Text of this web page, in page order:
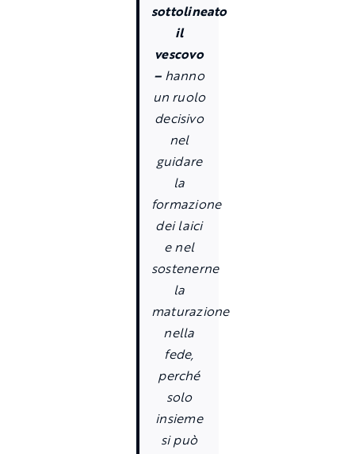
sottolineato
il
vescovo
–hanno
un ruolo
decisivo
nel
guidare
la
formazione
dei laici
e nel
sostenerne
la
maturazione
nella
fede,
perché
solo
insieme
si può